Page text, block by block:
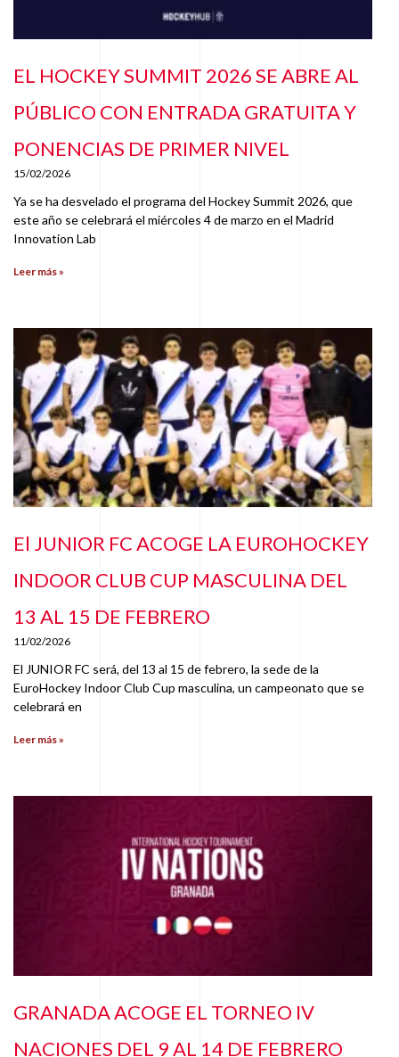
EL HOCKEY SUMMIT 2026 SE ABRE AL
PÚBLICO CON ENTRADA GRATUITA Y
PONENCIAS DE PRIMER NIVEL
15/02/2026
Ya se ha desvelado el programa del Hockey Summit 2026, que
este año se celebrará el miércoles 4 de marzo en el Madrid
Innovation Lab
Leer más »
El JUNIOR FC ACOGE LA EUROHOCKEY
INDOOR CLUB CUP MASCULINA DEL
13 AL 15 DE FEBRERO
11/02/2026
El JUNIOR FC será, del 13 al 15 de febrero, la sede de la
EuroHockey Indoor Club Cup masculina, un campeonato que se
celebrará en
Leer más »
GRANADA ACOGE EL TORNEO IV
NACIONES DEL 9 AL 14 DE FEBRERO